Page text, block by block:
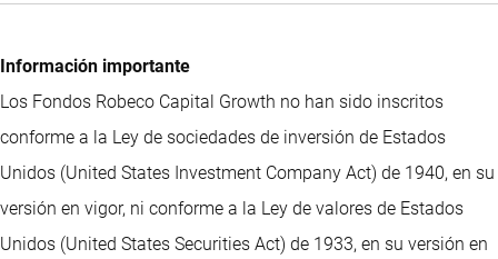
Información importante
Los Fondos Robeco Capital Growth no han sido inscritos
conforme a la Ley de sociedades de inversión de Estados
Unidos (United States Investment Company Act) de 1940, en su
versión en vigor, ni conforme a la Ley de valores de Estados
Unidos (United States Securities Act) de 1933, en su versión en